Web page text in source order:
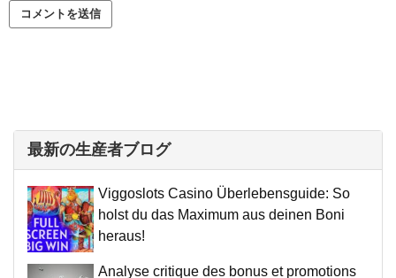
最新の生産者ブログ
Viggoslots Casino Überlebensguide: So
holst du das Maximum aus deinen Boni
heraus!
Analyse critique des bonus et promotions